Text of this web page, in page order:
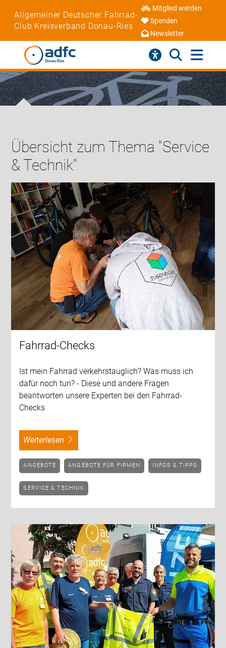
Allgemeiner Deutscher Fahrrad-
Club Kreisverband Donau-Ries
Mitglied werden
Spenden
Newsletter
Übersicht zum Thema "Service
& Technik"
Fahrrad-Checks
Ist mein Fahrrad verkehrstauglich? Was muss ich
dafür noch tun? - Diese und andere Fragen
beantworten unsere Experten bei den Fahrrad-
Checks
weiterlesen
ANGEBOTE ANGEBOTE FÜR FIRMEN INFOS & TIPPS
SERVICE & TECHNIK